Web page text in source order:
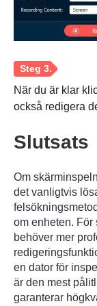
När du är klar
också redigera
Slutsats
Om
det vanligtvis
om enheten. För
behöver mer
en dator för
är den mest
garanterar